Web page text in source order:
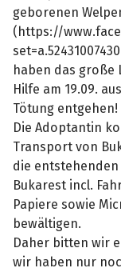
geborenen
(https://
haben das große
Hilfe am 19.09.
Tötung entgehen!
Die Adoptantin
Transport von
die
Bukarest incl.
Papiere sowie
bewältigen.
Daher bitten wir
wir haben nur